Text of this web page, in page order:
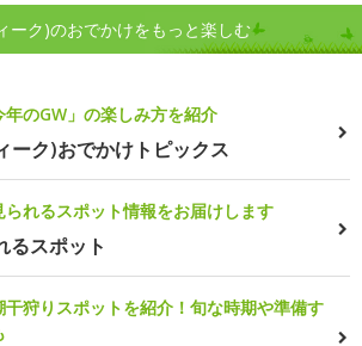
ーク)のおでかけをもっと楽しむ
のGW」の楽しみ方を紹介
ーク)おでかけトピックス
れるスポット情報をお届けします
るスポット
狩りスポットを紹介！旬な時期や準備す